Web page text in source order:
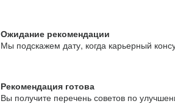
Ожидание рекомендации
Мы подскажем дату, когда карьерный
Рекомендация готова
Вы получите перечень советов по